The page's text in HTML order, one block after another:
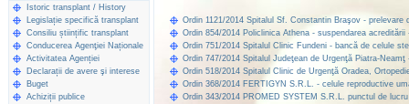
Istoric transplant / History
Legislație specifică transplant
Consiliu științific transplant
Conducerea Agenţiei Naționale
Activitatea Agenției
Declarații de avere şi interese
Buget
Achiziții publice
Ordin 1121/2014 Spitalul Sf. Constantin Braşov -
Ordin 854/2014 Policlinica Athena - suspendarea
Ordin 751/2014 Spitalul Clinic Fundeni - bancă de celule
Ordin 747/2014 Spitalul Judeţean de Urgenţă Piatra-
Ordin 518/2014 Spitalul Clinic de Urgenţă Oradea,
Ordin 368/2014 FERTIGYN S.R.L. - celule reproductive
Ordin 343/2014 PROMED SYSTEM S.R.L. punctul de